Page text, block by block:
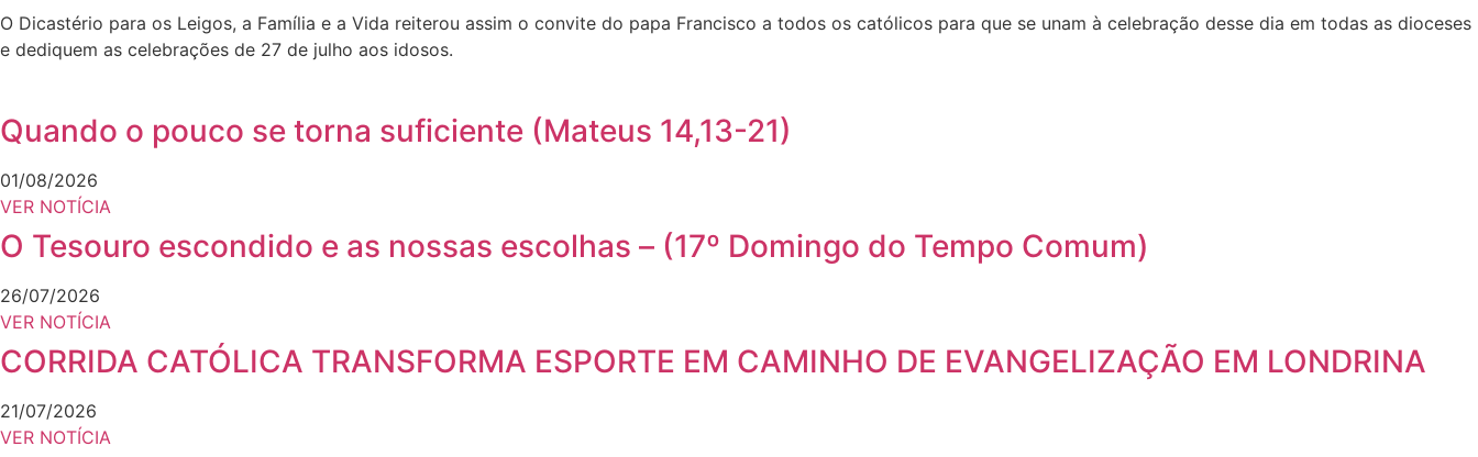
O Dicastério para os Leigos, a Família e a Vida reiterou assim o convite do papa Francisco a todos os católicos para que se unam à celebração desse dia em todas as dioceses
e dediquem as celebrações de 27 de julho aos idosos.
Quando o pouco se torna suficiente (Mateus 14,13-21)
01/08/2026
VER NOTÍCIA
O Tesouro escondido e as nossas escolhas – (17º Domingo do Tempo Comum)
26/07/2026
VER NOTÍCIA
CORRIDA CATÓLICA TRANSFORMA ESPORTE EM CAMINHO DE EVANGELIZAÇÃO EM LONDRINA
21/07/2026
VER NOTÍCIA